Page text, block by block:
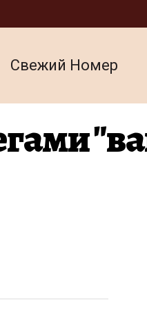
Cвежий Номер